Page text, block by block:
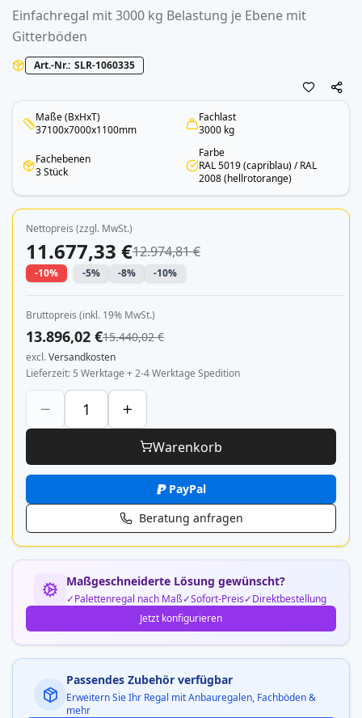
Einfachregal mit 3000 kg Belastung je Ebene mit
Gitterböden
Art.-Nr. SLR-1060335
Maße (BxHxT)
37100x7000x1100mm
Fachlast
3000 kg
Fachebenen
3 Stück
Farbe
RAL 5019 (capriblau) / RAL
2008 (hellrotorange)
Nettopreis (zzgl. MwSt.)
11.677,33 €12.974,81 €
-10% -5% -8% -10%
Bruttopreis (inkl. 19% MwSt.)
13.896,02 €15.440,02 €
excl.Versandkosten
Lieferzeit 5 Werktage + 2-4 Werktage Spedition
Warenkorb
PayPal
Beratung anfragen
Maßgeschneiderte Lösung gewünscht?
Palettenregal nach Maß Sofort-Preis
Direktbestellung
Jetzt konfigurieren
Passendes Zubehör verfügbar
Erweitern Sie Ihr Regal mit Anbauregalen, Fachböden &
mehr